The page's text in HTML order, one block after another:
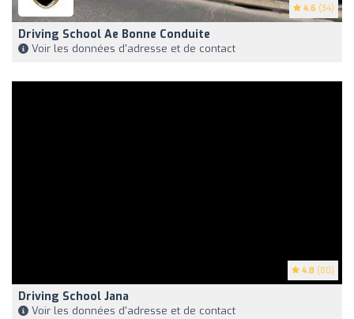
4.6 (34)
Driving School Ae Bonne Conduite
Voir les données d'adresse et de contact
4.8 (80)
Driving School Jana
Voir les données d'adresse et de contact